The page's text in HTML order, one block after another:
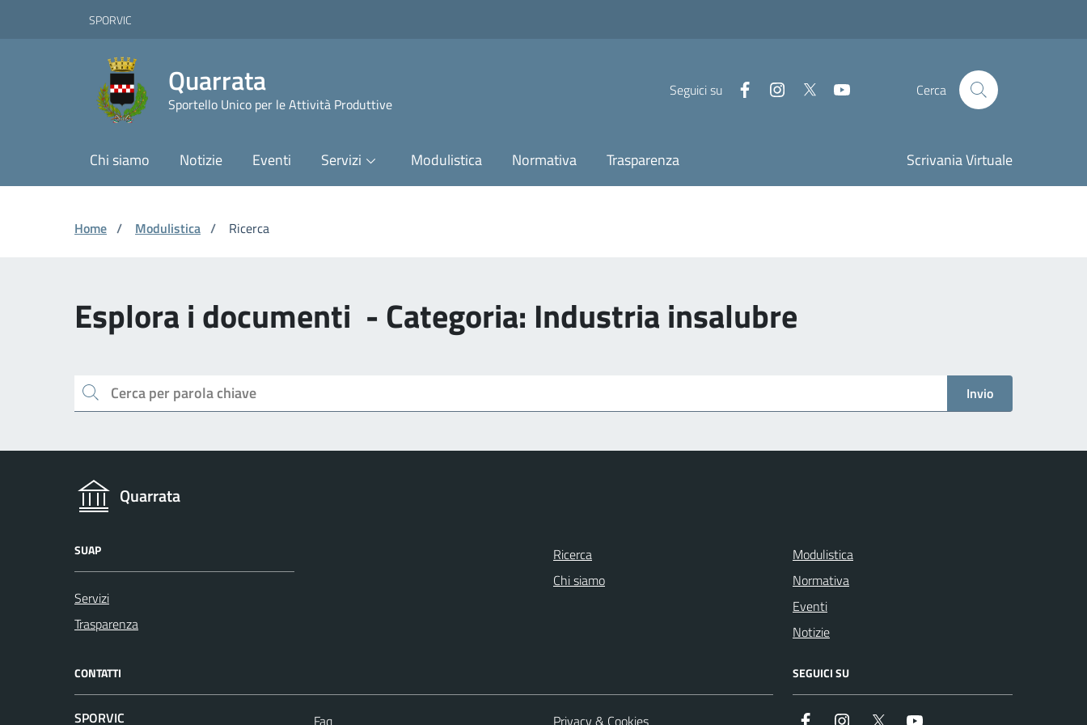
Skip to Main Content
SPORVIC
Quarrata
Sportello Unico per le Attività Produttive
Seguici su FacebookInstagram
Twitter Cerca
Chi siamo Notizie Eventi Servizi Modulistica Normativa Trasparenza Scrivania Virtuale
Home / Modulistica / Ricerca
Esplora i documenti - Categoria: Industria insalubre
Cerca Invio
Quarrata
SUAP
Servizi
Trasparenza
Ricerca
Chi siamo
Modulistica
Normativa
Eventi
Notizie
CONTATTI
SPORVIC Faq Privacy & Cookies
SEGUICI SU
Facebook InstagramTwitter